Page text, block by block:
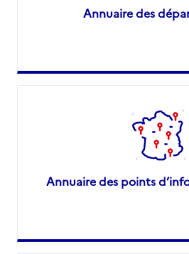
Annuaire des
Annuaire des points